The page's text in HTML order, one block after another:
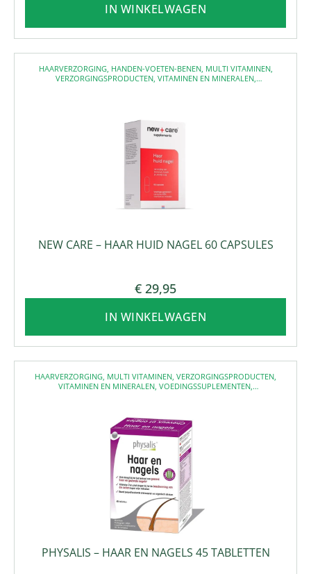
IN WINKELWAGEN
HAARVERZORGING, HANDEN-VOETEN-BENEN, MULTI VITAMINEN,
VERZORGINGSPRODUCTEN, VITAMINEN EN MINERALEN,
NEW CARE – HAAR HUID NAGEL 60 CAPSULES
€ 29,95
IN WINKELWAGEN
HAARVERZORGING MULTI VITAMINEN VERZORGINGSPRODUCTEN
VITAMINEN EN MINERALEN VOEDINGSSUPLEMENTEN
PHYSALIS – HAAR EN NAGELS 45 TABLETTEN